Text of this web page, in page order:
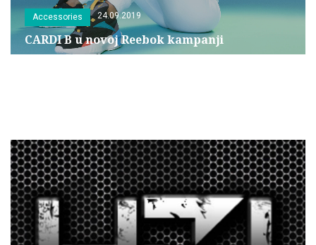
Accessories 24.09.2019
CARDI B u novoj Reebok kampanji